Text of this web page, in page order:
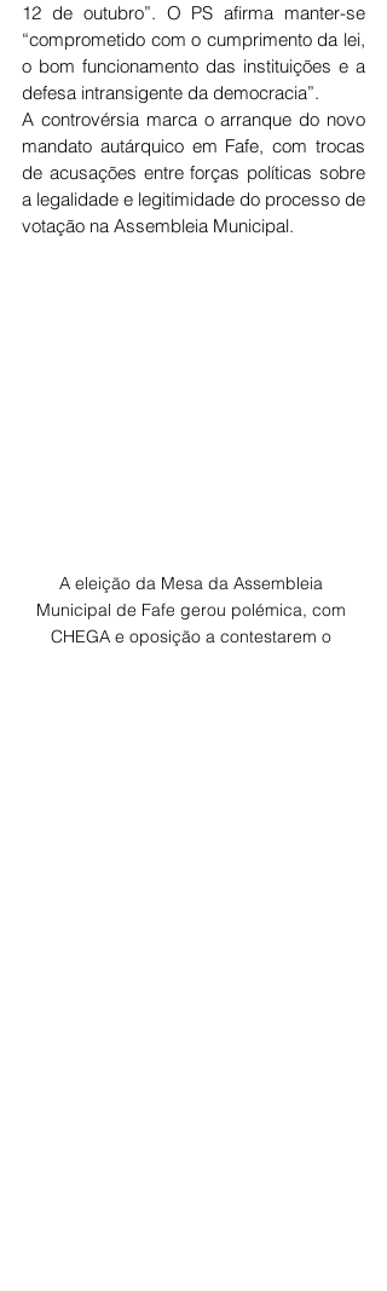
12 de outubro”. O PS afirma manter-se
“comprometido com o cumprimento da lei,
o bom funcionamento das instituições e a
defesa intransigente da democracia”.
A controvérsia marca o arranque do novo
mandato autárquico em Fafe, com trocas
de acusações entre forças políticas sobre
a legalidade e legitimidade do processo de
votação na Assembleia Municipal.
A eleição da Mesa da Assembleia
Municipal de Fafe gerou polémica, com
CHEGA e oposição a contestarem o